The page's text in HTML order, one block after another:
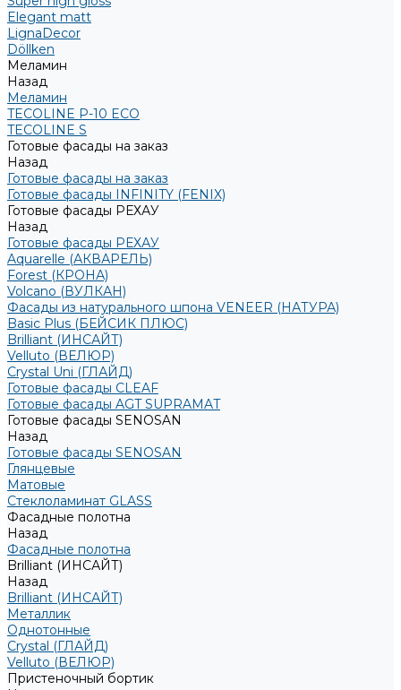
Elegant matt
LignaDecor
Döllken
Меламин
Назад
Меламин
TECOLINE P-10 ECO
TECOLINE S
Готовые фасады на заказ
Назад
Готовые фасады на заказ
Готовые фасады INFINITY (FENIX)
Готовые фасады РЕХАУ
Назад
Готовые фасады РЕХАУ
Aquarelle (АКВАРЕЛЬ)
Forest (КРОНА)
Volcano (ВУЛКАН)
Фасады из натурального шпона VENEER (НАТУРА)
Basic Plus (БЕЙСИК ПЛЮС)
Brilliant (ИНСАЙТ)
Velluto (ВЕЛЮР)
Crystal Uni (ГЛАЙД)
Готовые фасады CLEAF
Готовые фасады AGT SUPRAMAT
Готовые фасады SENOSAN
Назад
Готовые фасады SENOSAN
Глянцевые
Матовые
Стеклоламинат GLASS
Фасадные полотна
Назад
Фасадные полотна
Brilliant (ИНСАЙТ)
Назад
Brilliant (ИНСАЙТ)
Металлик
Однотонные
Crystal (ГЛАЙД)
Velluto (ВЕЛЮР)
Пристеночный бортик